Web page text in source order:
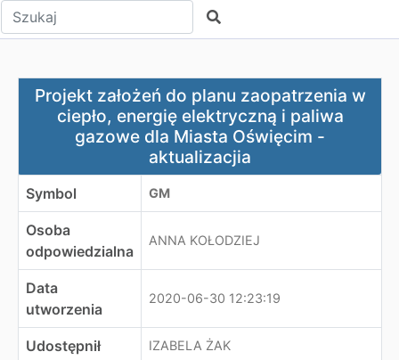
Wpisz tekst do wyszukania Szukaj
Projekt założeń do planu zaopatrzenia w ciepło,
Projekt założeń do planu zaopatrzenia w
ciepło, energię elektryczną i paliwa
gazowe dla Miasta Oświęcim -
aktualizacjia
Symbol GM
Osoba
odpowiedzialna
ANNA KOŁODZIEJ
Data
utworzenia
2020-06-30 12:23:19
Udostępnił IZABELA ŻAK